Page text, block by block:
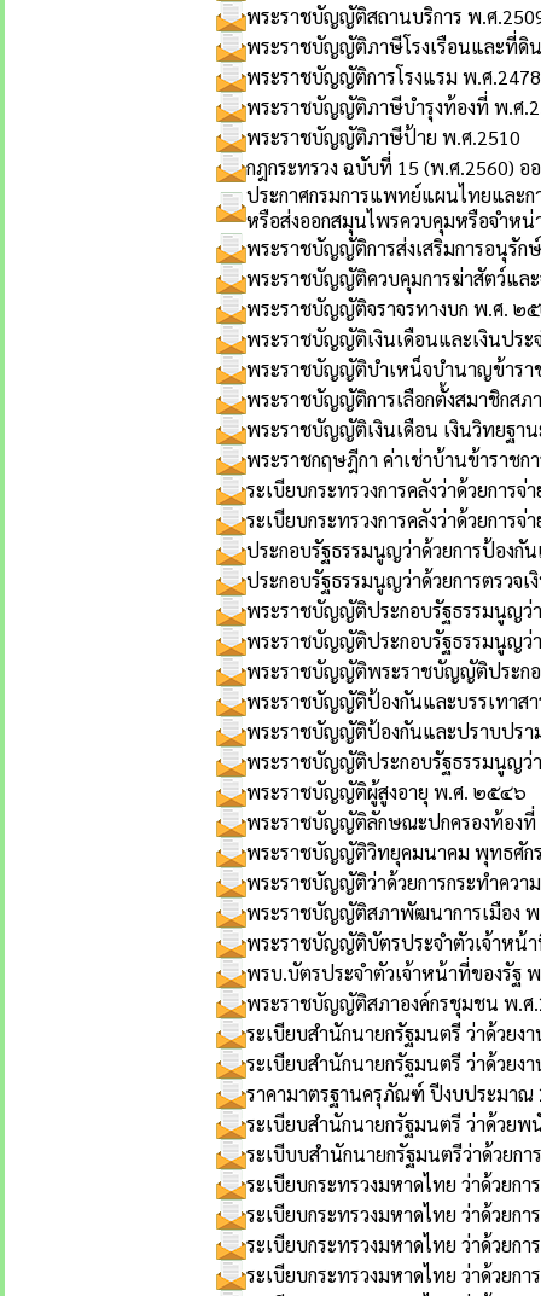
พระราชบัญญัติสถานบริการ พ.ศ
พระราชบัญญัติภาษีโรงเรือนและที่ดิ
พระราชบัญญัติการโรงแรม พ.ศ.2478
พระราชบัญญัติภาษีบำรุงท้องที่ พ.ศ
พระราชบัญญัติภาษีป้าย พ.ศ.2510
กฎกระทรวง ฉบับที่ 15 (พ.ศ.2560)
ประกาศกรมการแพทย์แผนไทยและก
หรือส่งออกสมุนไพรควบคุมหรือจำห
พระราชบัญญัติการส่งเสริมการอนุรั
พระราชบัญญัติควบคุมการฆ่าสัตว์แล
พระราชบัญญัติจราจรทางบก พ.ศ. ๒
พระราชบัญญัติเงินเดือนและเงินปร
พระราชบัญญัติบำเหน็จบำนาญข้ารา
พระราชบัญญัติการเลือกตั้งสมาชิกส
พระราชบัญญัติเงินเดือน เงินวิทยฐา
พระราชกฤษฎีกา ค่าเช่าบ้านข้าราช
ระเบียบกระทรวงการคลังว่าด้วยการ
ระเบียบกระทรวงการคลังว่าด้วยการ
ประกอบรัฐธรรมนูญว่าด้วยการป้อง
ประกอบรัฐธรรมนูญว่าด้วยการตรว
พระราชบัญญัติประกอบรัฐธรรมนูญว่
พระราชบัญญัติประกอบรัฐธรรมนูญว่
พระราชบัญญัติพระราชบัญญัติประกอ
พระราชบัญญัติป้องกันและบรรเทาส
พระราชบัญญัติป้องกันและปราบปรา
พระราชบัญญัติประกอบรัฐธรรมนูญว่
พระราชบัญญัติผู้สูงอายุ พ.ศ. ๒๕๔๖
พระราชบัญญัติลักษณะปกครองท้อง
พระราชบัญญัติวิทยุคมนาคม พุทธศั
พระราชบัญญัติว่าด้วยการกระทำคว
พระราชบัญญัติสภาพัฒนาการเมือง
พระราชบัญญัติบัตรประจำตัวเจ้าหน้
พรบ.บัตรประจำตัวเจ้าหน้าที่ของรัฐ
พระราชบัญญัติสภาองค์กรชุมชน พ.ศ
ระเบียบสำนักนายกรัฐมนตรี ว่าด้วยง
ระเบียบสำนักนายกรัฐมนตรี ว่าด้วย
ราคามาตรฐานครุภัณฑ์ ปีงบประมาณ
ระเบียบสำนักนายกรัฐมนตรี ว่าด้วยพ
ระเบีบบสำนักนายกรัฐมนตรีว่าด้วยก
ระเบียบกระทรวงมหาดไทย ว่าด้วย
ระเบียบกระทรวงมหาดไทย ว่าด้วยก
ระเบียบกระทรวงมหาดไทย ว่าด้วยก
ระเบียบกระทรวงมหาดไทย ว่าด้วยก